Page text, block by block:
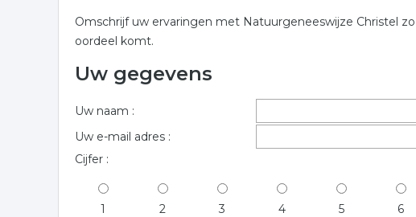
Omschrijf uw ervaringen met Natuurgeneeswijze Christel
oordeel komt.
Uw gegevens
Uw naam :
Uw e-mail adres :
Cijfer :
1 2 3 4 5 6